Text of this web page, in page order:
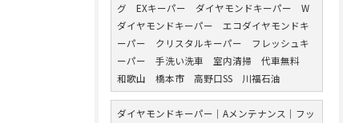
グ EXキーパー ダイヤモンドキーパー W
ダイヤモンドキーパー エコダイヤモンドキ
ーパー クリスタルキーパー フレッシュキ
ーパー 手洗い洗車 室内清掃 代車無料
和歌山 橋本市 高野口SS 川福石油
ダイヤモンドキーパー｜Aメンテナンス｜フッ